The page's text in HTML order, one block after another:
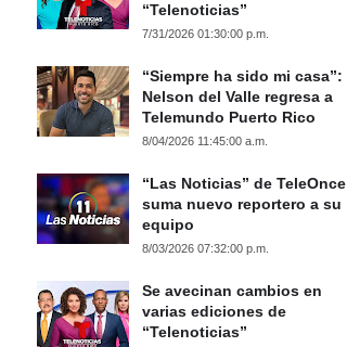
“Telenoticias”
7/31/2026 01:30:00 p.m.
“Siempre ha sido mi casa”:
Nelson del Valle regresa a
Telemundo Puerto Rico
8/04/2026 11:45:00 a.m.
“Las Noticias” de TeleOnce
suma nuevo reportero a su
equipo
8/03/2026 07:32:00 p.m.
Se avecinan cambios en
varias ediciones de
“Telenoticias”